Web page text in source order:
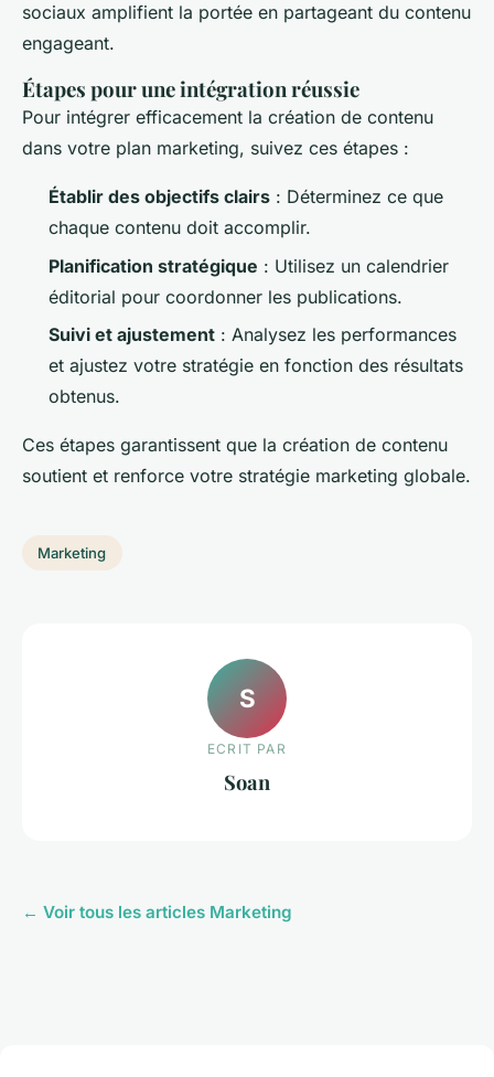
sociaux amplifient la portée en partageant du contenu
engageant.
Étapes pour une intégration réussie
Pour intégrer efficacement la création de contenu
dans votre plan marketing, suivez ces étapes :
Établir des objectifs clairs : Déterminez ce que
chaque contenu doit accomplir.
Planification stratégique : Utilisez un calendrier
éditorial pour coordonner les publications.
Suivi et ajustement : Analysez les performances
et ajustez votre stratégie en fonction des résultats
obtenus.
Ces étapes garantissent que la création de contenu
soutient et renforce votre stratégie marketing globale.
Marketing
S
ECRIT PAR
Soan
← Voir tous les articles Marketing